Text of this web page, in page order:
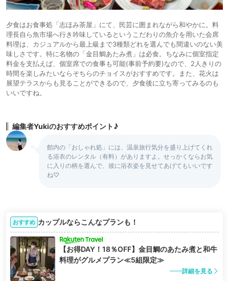
夕食はお食事処「志ほみ茶屋」にて、民芸に囲まれながら和やかに。料
理長自ら魚市場へ行き吟味しているというこだわりの魚介を用いた会席
料理は、カジュアルから最上級まで3種類どれを選んでも間違いのない美
味しさです。特に名物の「金目鯛あたみ煮」は必食。ちなみに個室指定
料金を支払えば、個室席での食事も可能(事前予約要)なので、2人きりの
時間を楽しみたいならそちらのチョイスがおすすめです。また、花火は
展望テラスからも見ることができるので、夕食後に立ち寄ってみるのも
いいですね。
編集者Yukiのおすすめポイント♪
館内の「おしゃれ処」には、温泉旅行気分を盛り上げてくれ
る浴衣のレンタル（有料）がありますよ。せっかくならお気
に入りの柄を選んで、彼に浴衣姿を見せてあげてもいいです
ね♡
おすすめ カップルならこんなプランも！
【お得DAY！18％OFF】金目鯛のあたみ煮と和牛
料理がグルメプラン≪5組限定≫
詳細を見る